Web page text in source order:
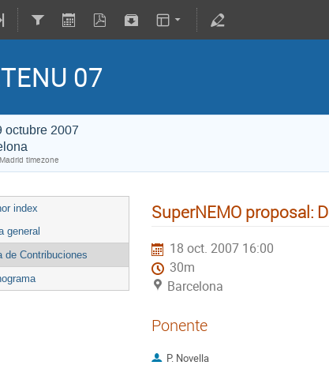
07
octubre 2007
timezone
index
general
de Contribuciones
SuperNEMO proposal:
18 oct. 2007 16:00
30m
Barcelona
Ponente
P. Novella